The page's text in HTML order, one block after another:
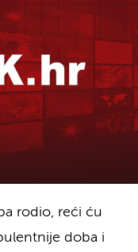
rodio, reći ću
doba i